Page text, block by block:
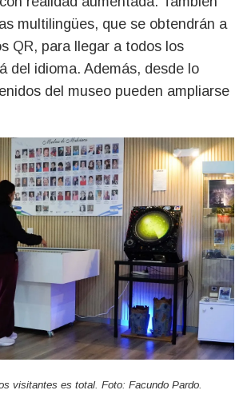
multilingües, que se obtendrán a
QR, para llegar a todos los
del idioma. Además, desde lo
del museo pueden ampliarse
visitantes es total. Foto: Facundo Pardo.